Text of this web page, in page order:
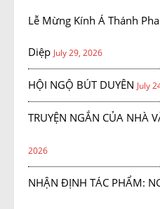
Lễ Mừng Kính Á Thánh
Diệp July 29, 2026
HỘI NGỘ BÚT DUYÊN July
TRUYỆN NGẮN CỦA NHÀ
2026
NHẬN ĐỊNH TÁC PHẨM: